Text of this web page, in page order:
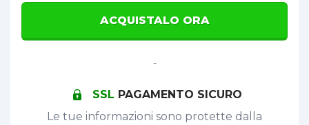
ACQUISTALO ORA
-
SSL PAGAMENTO SICURO
Le tue informazioni sono protette dalla